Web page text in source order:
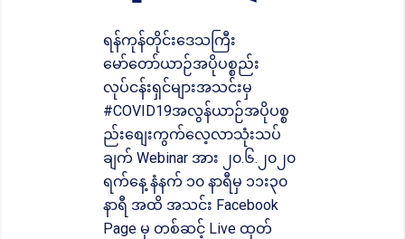
ရန်ကုန်တိုင်းဒေသကြီး
မော်တော်ယာဉ်အပိုပစ္စည်း
လုပ်ငန်းရှင်များအသင်းမှ
#COVID19အလွန်ယာဉ်အပိုပစ္စ
ည်းစျေးကွက်လေ့လာသုံးသပ်
ချက် Webinar အား ၂၀.၆.၂၀၂၀
ရက်နေ့ နံနက် ၁၀ နာရီမှ ၁၁း၃၀
နာရီ အထိ အသင်း Facebook
Page မှ တစ်ဆင့် Live ထုတ်